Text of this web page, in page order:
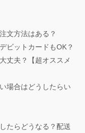
文方法はある？
ビットカードもOK？
丈夫？【超オススメ
場合はどうしたらい
たらどうなる？配送